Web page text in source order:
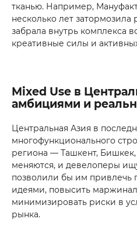
тканью. Например,
несколько лет затормозила
забрала внутрь комплекса
креативные силы и
Mixed Use в
амбициями и
Центральная Азия в
многофункционального
региона — Ташкент,
меняются, и девелоперы
позволили бы им привлечь
идеями, повысить
минимизировать риски в
рынка.